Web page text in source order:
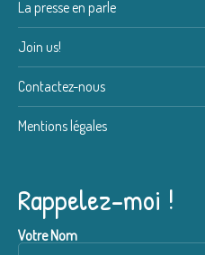
La presse en parle
Join us!
Contactez-nous
Mentions légales
Rappelez-moi !
Votre Nom